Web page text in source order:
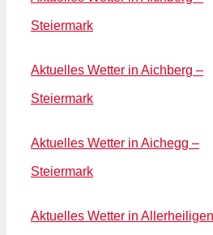
Steiermark
Aktuelles Wetter in Aichberg –
Steiermark
Aktuelles Wetter in Aichegg –
Steiermark
Aktuelles Wetter in